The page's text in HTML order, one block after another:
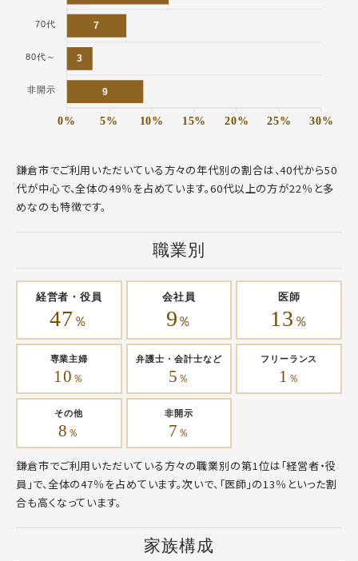
7
3
9
70代
80代～
非開示
30%
25%
20%
15%
10%
5%
0%
鎌倉市でご利用いただいている方々の年代別の割合は、40代から50
代が中心で、全体の49％を占めています。60代以上の方が22％と多
めなのも特徴です。
職業別
経営者・役員
47 ％
会社員
9 ％
医師
13 ％
専業主婦
10 ％
弁護士・会計士など
5 ％
フリーランス
1 ％
その他
8 ％
非開示
7 ％
鎌倉市でご利用いただいている方々の職業別の第1位は「経営者・役
員」で、全体の47％を占めています。次いで、「医師」の13％といった割
合も高くなっています。
家族構成